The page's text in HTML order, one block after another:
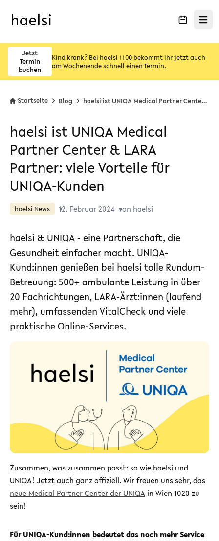
Menü
Jetzt
Termin
buchen
Kind krank? Bei haelsi 1100 bekommt ihr jetzt auch
am Wochenende schnell einen Termin.
Startseite Blog haelsi ist UNIQA Medical Partner Center & LARA Partner: viele Vorteile für UNIQA-Kunden
haelsi ist UNIQA Medical
Partner Center & LARA
Partner: viele Vorteile für
UNIQA-Kunden
haelsi News 12. Februar 2024 von haelsi
haelsi & UNIQA - eine Partnerschaft, die
Gesundheit einfacher macht. UNIQA-
Kund:innen genießen bei haelsi tolle Rundum-
Betreuung: 500+ ambulante Leistung in über
20 Fachrichtungen, LARA-Ärzt:innen (laufend
mehr), umfassenden VitalCheck und viele
praktische Online-Services.
Zusammen, was zusammen passt: so wie haelsi und
UNIQA! Jetzt auch ganz offiziell. Wir freuen uns sehr, das
neue Medical Partner Center der UNIQA in Wien 1020 zu
sein!
Für UNIQA-Kund:innen bedeutet das noch mehr Service